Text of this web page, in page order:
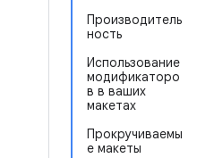
Производитель
ность
Использование
модификаторо
в в ваших
макетах
Прокручиваемы
е макеты